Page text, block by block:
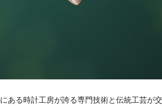
ある時計工房が誇る専門技術と伝統工芸が